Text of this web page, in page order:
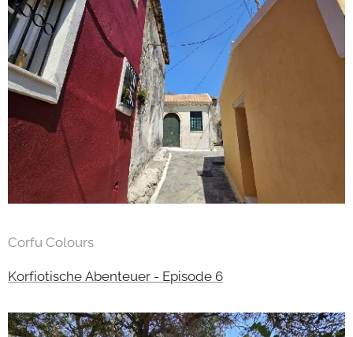
Corfu Colours
Korfiotische Abenteuer - Episode 6